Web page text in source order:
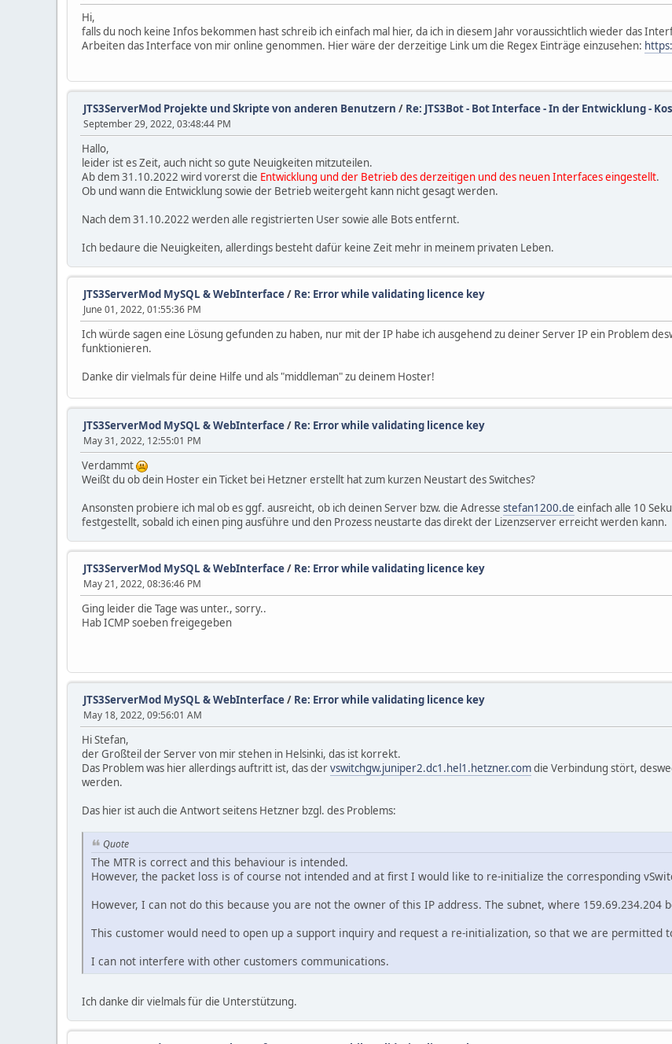
Hi,
falls du noch keine Infos bekommen hast schreib ich einfach mal hier, da ich in diesem Jahr voraussichtlich wieder das
Arbeiten das Interface von mir online genommen. Hier wäre der derzeitige Link um die Regex Einträge einzusehen:
JTS3ServerMod Projekte und Skripte von anderen Benutzern / Re: JTS3Bot - Bot Interface - In der Entwicklung -
September 29, 2022, 03:48:44 PM
Hallo,
leider ist es Zeit, auch nicht so gute Neuigkeiten mitzuteilen.
Ab dem 31.10.2022 wird vorerst die Entwicklung und der Betriebdes derzeitigen und des neuen Interfaces eingestellt.
Ob und wann die Entwicklung sowie der Betrieb weitergeht kann nicht gesagt werden.
Nach dem 31.10.2022 werden alle registrierten User sowie alle Bots entfernt.
Ich bedaure die Neuigkeiten, allerdings besteht dafür keine Zeit mehr in meinem privaten Leben.
JTS3ServerMod MySQL & WebInterface/ Re: Error while validating licence key
June 01, 2022, 01:55:36 PM
Ich würde sagen eine Lösung gefunden zu haben, nur mit der IP habe ich ausgehend zu deiner Server IP ein Problem
funktionieren.
Danke dir vielmals für deine Hilfe und als "middleman" zu deinem Hoster!
JTS3ServerMod MySQL & WebInterface/ Re: Error while validating licence key
May 31, 2022, 12:55:01 PM
Verdammt
Weißt du ob dein Hoster ein Ticket bei Hetzner erstellt hat zum kurzen Neustart des Switches?
Ansonsten probiere ich mal ob es ggf. ausreicht, ob ich deinen Server bzw. die Adresse stefan1200.de einfach alle 10
festgestellt, sobald ich einen ping ausführe und den Prozess neustarte das direkt der Lizenzserver erreicht werden kann.
JTS3ServerMod MySQL & WebInterface/ Re: Error while validating licence key
May 21, 2022, 08:36:46 PM
Ging leider die Tage was unter., sorry..
Hab ICMP soeben freigegeben
JTS3ServerMod MySQL & WebInterface/ Re: Error while validating licence key
May 18, 2022, 09:56:01 AM
Hi Stefan,
der Großteil der Server von mir stehen in Helsinki, das ist korrekt.
Das Problem was hier allerdings auftritt ist, das dervswitchgw.juniper2.dc1.hel1.hetzner.comdie Verbindung stört,
werden.
Das hier ist auch die Antwort seitens Hetzner bzgl. des Problems:
Quote
The MTR is correct and this behaviour is intended.
However, the packet loss is of course not intended and at first I would like to re-initialize the corresponding
However, I can not do this because you are not the owner of this IP address. The subnet, where 159.69.234.204
This customer would need to open up a support inquiry and request a re-initialization, so that we are permitted
I can not interfere with other customers communications.
Ich danke dir vielmals für die Unterstützung.